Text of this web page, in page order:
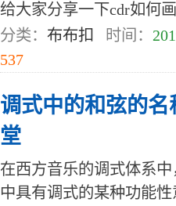
给大家分享一下cdr如何画
分类： 布布扣 时间：
537
调式中的和弦的
堂
在西方音乐的调式体系
中具有调式的某种功能